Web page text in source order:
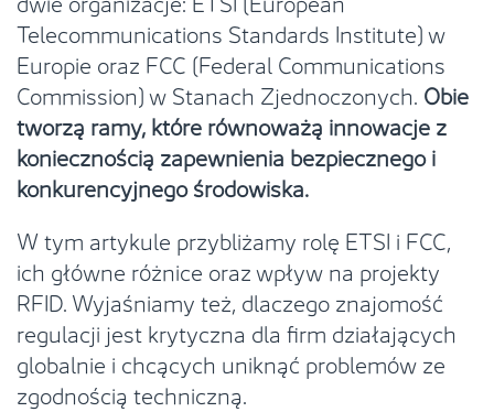
Telecommunications Standards Institute) w
Europie oraz FCC (Federal Communications
Commission) w Stanach Zjednoczonych. Obie
tworzą ramy, które równoważą innowacje z
koniecznością zapewnienia bezpiecznego i
konkurencyjnego środowiska.
W tym artykule przybliżamy rolę ETSI i FCC,
ich główne różnice oraz wpływ na projekty
RFID. Wyjaśniamy też, dlaczego znajomość
regulacji jest krytyczna dla firm działających
globalnie i chcących uniknąć problemów ze
zgodnością techniczną.